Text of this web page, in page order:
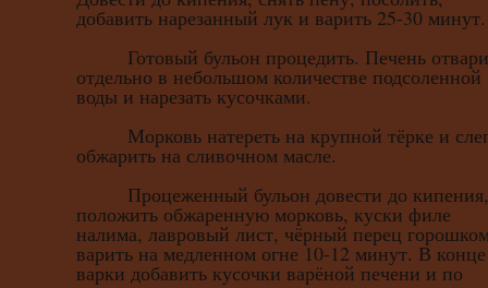
добавить нарезанный лук и варить 25-30 минут.
Готовый бульон процедить. Печень
отдельно в небольшом количестве подсоленной
воды и нарезать кусочками.
Морковь натереть на крупной тёрке и
обжарить на сливочном масле.
Процеженный бульон довести до кипения,
положить обжаренную морковь, куски филе
налима, лавровый лист, чёрный перец
варить на медленном огне 10-12 минут. В конце
варки добавить кусочки варёной печени и по